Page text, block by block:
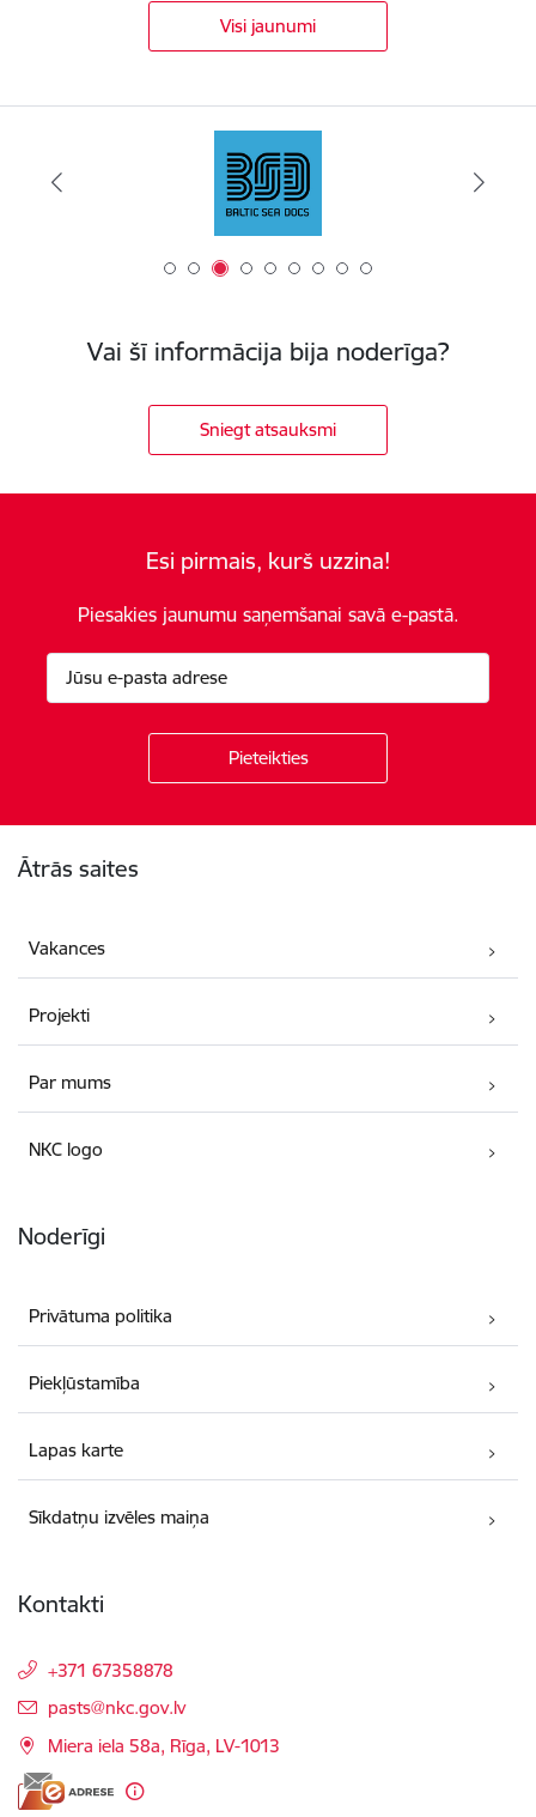
Visi jaunumi
Vai šī informācija bija noderīga?
Sniegt atsauksmi
Esi pirmais, kurš uzzina!
Piesakies jaunumu saņemšanai savā e-pastā.
Ātrās saites
Vakances
Projekti
Par mums
NKC logo
Noderīgi
Privātuma politika
Piekļūstamība
Lapas karte
Sīkdatņu izvēles maiņa
Kontakti
+371 67358878
E-pasts:
pasts@nkc.gov.lv
Miera iela 58a, Rīga, LV-1013